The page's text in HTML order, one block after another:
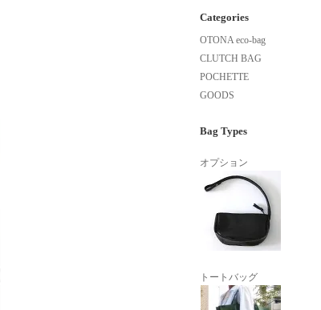
Categories
OTONA eco-bag
CLUTCH BAG
POCHETTE
GOODS
Bag Types
オプション
トートバッグ